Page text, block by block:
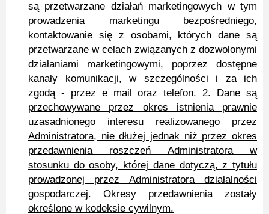
są przetwarzane działań marketingowych w tym
prowadzenia marketingu bezpośredniego,
kontaktowanie się z osobami, których dane są
przetwarzane w celach związanych z dozwolonymi
działaniami marketingowymi, poprzez dostępne
kanały komunikacji, w szczególności i za ich
zgodą - przez e mail oraz telefon.2. Dane są
przechowywane przez okres istnienia prawnie
uzasadnionego interesu realizowanego przez
Administratora, nie dłużej jednak niż przez okres
przedawnienia roszczeń Administratora w
stosunku do osoby, której dane dotyczą, z tytułu
prowadzonej przez Administratora działalności
gospodarczej. Okresy przedawnienia zostały
określone w kodeksie cywilnym.